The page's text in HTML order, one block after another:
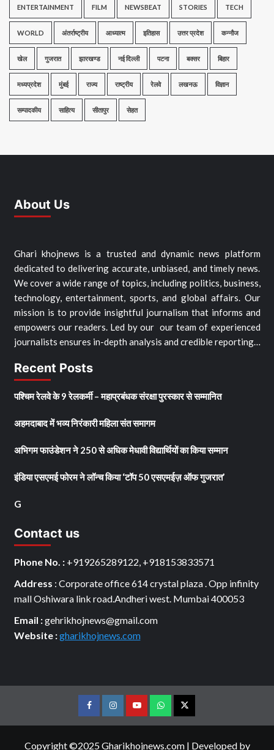
ENTERTAINMENT FILM NEWSBEAT STORIES TECH
WORLD अंतर्राष्ट्रीय आध्यात्म इतिहास उत्तर प्रदेश कन्नौज
खेल गुजरात झारखण्ड नई दिल्ली पटना बक्सर बिहार
मध्यप्रदेश मुंबई राज्य राष्ट्रीय रेलवे लखनऊ विज्ञान
सम्पादकीय साहित्य सीतापुर सेहत
About Us
Ghari khojnews is a trusted and dynamic news platform
dedicated to delivering accurate, unbiased, and timely news.
We cover a wide range of topics, including politics, business,
technology, entertainment, sports, and global affairs. Our
mission is to provide insightful journalism that informs and
empowers our readers. Led by our our team of experienced
journalists ensures in-depth analysis and credible reporting…
Recent Posts
पश्चिम रेलवे के 9 रेलकर्मी – महाप्रबंधक संरक्षा पुरस्कार से सम्मानित
अहमदाबाद में भव्य निरंकारी महिला संत समागम
अभिगम फाउंडेशन ने 250 से अधिक मेधावी विद्यार्थियों का किया सम्मान
इंडिया एसएमई फोरम ने लॉन्च किया ‘टॉप 50 एसएमईज़ ऑफ गुजरात’
G
Contact us
Phone No. : +919265289122, +918153833571
Address : Corporate office 614 crystal plaza . Opp infinity
mall Oshiwara link road.Andheri west. Mumbai 400053
Email :gehrikhojnews@gmail.com
Website :gharikhojnews.com
FacebookInstagramyoutubeWhatsTwitter
Copyright ©2025 Gharikhojnews.com | Developed by